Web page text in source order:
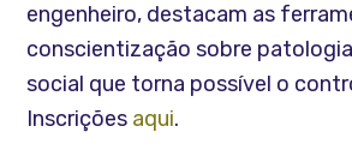
engenheiro, destacam as
conscientização sobre
social que torna possível o
Inscrições aqui.